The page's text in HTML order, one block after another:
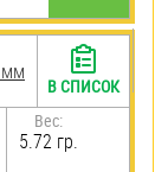
мм
Вес:
5.72 гр.
В СПИСОК